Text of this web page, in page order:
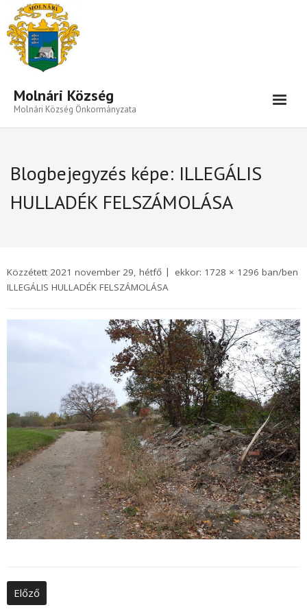
Molnári Község
Molnári Község Önkormányzata
Település
Közigazgatás
Választási Információk
Blogbejegyzés képe: ILLEGÁLIS
HULLADÉK FELSZÁMOLÁSA
Közzétett 2021 november 29, hétfő ekkor: 1728 × 1296 ban/ben
ILLEGÁLIS HULLADÉK FELSZÁMOLÁSA
Előző